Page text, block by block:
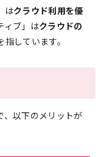
はクラウド利用を優
ィブ」はクラウドの
指しています。
、以下のメリットが